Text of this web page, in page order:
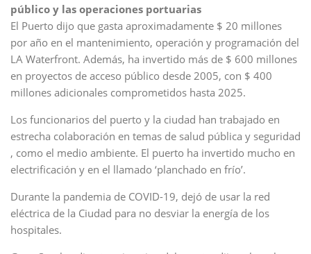
público y las operaciones portuarias
El Puerto dijo que gasta aproximadamente $ 20 millones
por año en el mantenimiento, operación y programación del
LA Waterfront. Además, ha invertido más de $ 600 millones
en proyectos de acceso público desde 2005, con $ 400
millones adicionales comprometidos hasta 2025.
Los funcionarios del puerto y la ciudad han trabajado en
estrecha colaboración en temas de salud pública y seguridad
, como el medio ambiente. El puerto ha invertido mucho en
electrificación y en el llamado ‘planchado en frío’.
Durante la pandemia de COVID-19, dejó de usar la red
eléctrica de la Ciudad para no desviar la energía de los
hospitales.